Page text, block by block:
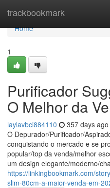
trackbookmark
Home
Home
1
Purificador
O Melhor da
laylavbci884110 357 days ago
O Depurador/Purificador/
conquistando o mercado e se
popular/top da venda/melhor
um design elegante/moderno/
https://linkingbookmark.com/
slim-80cm-a-maior-venda-em-